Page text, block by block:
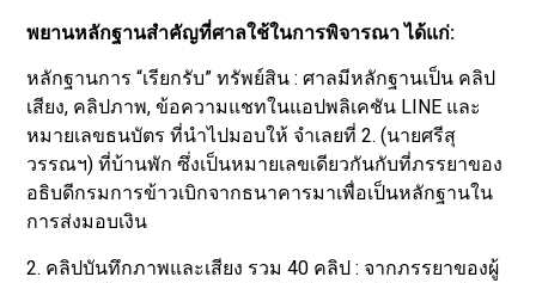
พยานหลักฐานสำคัญที่ศาลใช้ในการพิจารณา ได้แก่:
หลักฐานการ “เรียกรับ” ทรัพย์สิน : ศาลมีหลักฐานเป็น คลิป
เสียง, คลิปภาพ, ข้อความแชทในแอปพลิเคชัน LINE และ
หมายเลขธนบัตร ที่นำไปมอบให้ จำเลยที่ 2. (นายศรีสุ
วรรณฯ) ที่บ้านพัก ซึ่งเป็นหมายเลขเดียวกันกับที่ภรรยาของ
อธิบดีกรมการข้าวเบิกจากธนาคารมาเพื่อเป็นหลักฐานใน
การส่งมอบเงิน
2. คลิปบันทึกภาพและเสียง รวม 40 คลิป : จากภรรยาของผู้